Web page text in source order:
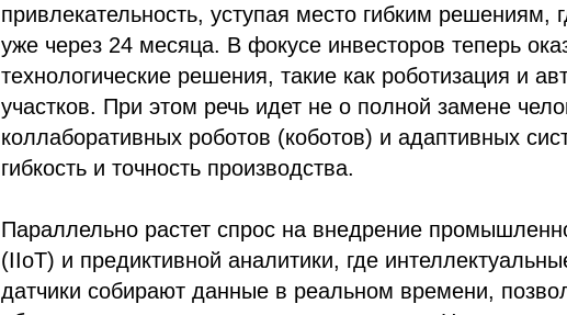
привлекательность, уступая место гибким
уже через 24 месяца. В фокусе инвесторов теперь
технологические решения, такие как роботизация и
участков. При этом речь идет не о полной замене
коллаборативных роботов (коботов) и адаптивных
гибкость и точность производства.
Параллельно растет спрос на внедрение
(IIoT) и предиктивной аналитики, где
датчики собирают данные в реальном времени,